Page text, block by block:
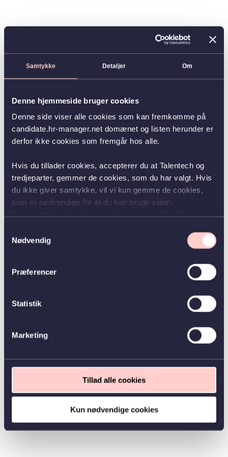
Samtykke Detaljer Om
Denne hjemmeside bruger cookies
Denne side viser alle cookies som kan fremkomme på
candidate.hr-manager.net domænet og listen herunder er
derfor ikke cookies som fremgår hos alle.
Hvis du tillader cookies, accepterer du at Talentech og
tredjeparter, gemmer de cookies, som du har valgt. Hvis
du ikke giver samtykke, vil vi kun gemme de cookies,
som er nødvendige for at du kan bruge siden.
Nødvendig
Præferencer
Statistik
Marketing
Tillad alle cookies
Kun nødvendige cookies